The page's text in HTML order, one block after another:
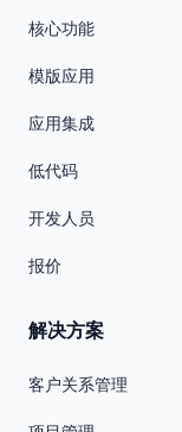
核心功能
模版应用
应用集成
低代码
开发人员
报价
解决方案
客户关系管理